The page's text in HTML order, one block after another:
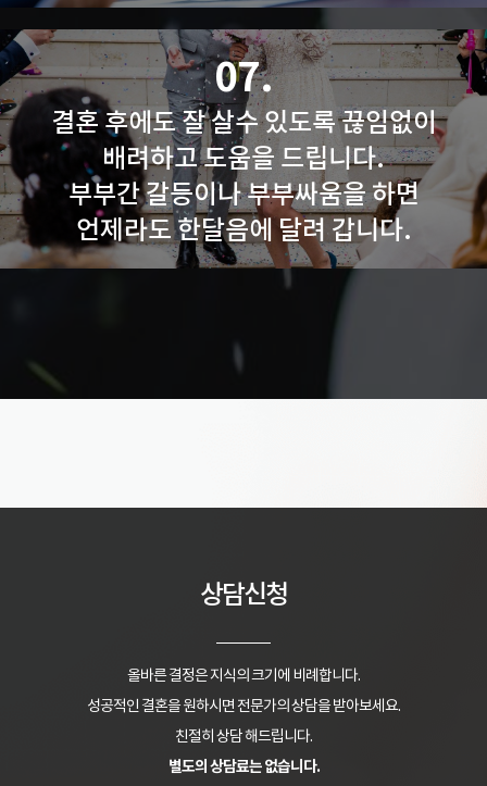
07.
결혼 후에도 잘 살수 있도록 끊임없이
배려하고 도움을 드립니다.
부부간 갈등이나 부부싸움을 하면
언제라도 한달음에 달려 갑니다.
상담신청
올바른 결정은 지식의 크기에 비례합니다.
성공적인 결혼을 원하시면 전문가의 상담을 받아보세요.
친절히 상담 해드립니다.
별도의 상담료는 없습니다.